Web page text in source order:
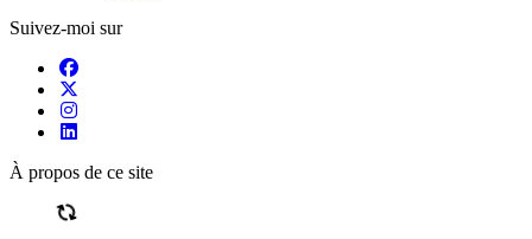
Suivez-moi sur
À propos de ce site